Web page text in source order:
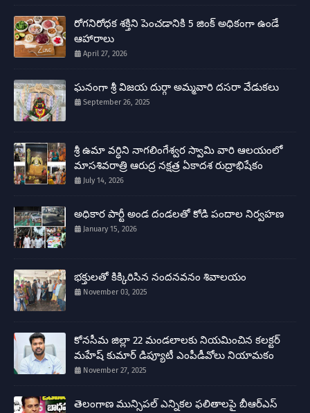
రోగనిరోధక శక్తిని పెంచడానికి 5 జింక్ అధికంగా ఉండే
ఆహారాలు
April 27, 2026
ఘనంగా శ్రీ విజయ దుర్గా అమ్మవారి దసరా వేడుకలు
September 26, 2025
శ్రీ ఉమా వర్ధిని నాగలింగేశ్వర స్వామి వారి ఆలయంలో
మాసశివరాత్రి ఆరుద్ర నక్షత్ర ఏకాదశ రుద్రాభిషేకం
July 14, 2026
అధికార పార్టీ అండ దండలతో కోడి పందాల నిర్వహణ
January 15, 2026
భక్తులతో కిక్కిరిసిన నందనవనం శివాలయం
November 03, 2025
కోనసీమ జిల్లా 22 మండలాలకు నియమించిన కలక్టర్
మహేష్ కుమార్ డిప్యూటీ ఎంపీడీవోలు నియామకం
November 27, 2025
తెలంగాణ మున్సిపల్ ఎన్నికల ఫలితాలపై బీఆర్ఎస్